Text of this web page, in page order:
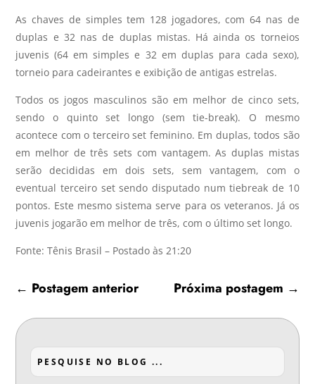
As chaves de simples tem 128 jogadores, com 64 nas de
duplas e 32 nas de duplas mistas. Há ainda os torneios
juvenis (64 em simples e 32 em duplas para cada sexo),
torneio para cadeirantes e exibição de antigas estrelas.
Todos os jogos masculinos são em melhor de cinco sets,
sendo o quinto set longo (sem tie-break). O mesmo
acontece com o terceiro set feminino. Em duplas, todos são
em melhor de três sets com vantagem. As duplas mistas
serão decididas em dois sets, sem vantagem, com o
eventual terceiro set sendo disputado num tiebreak de 10
pontos. Este mesmo sistema serve para os veteranos. Já os
juvenis jogarão em melhor de três, com o último set longo.
Fonte: Tênis Brasil – Postado às 21:20
← Postagem anterior Próxima postagem →